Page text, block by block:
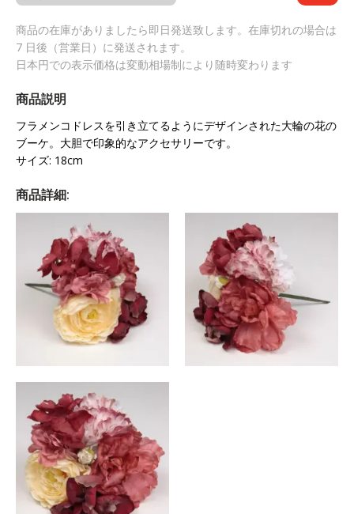
商品の在庫がありましたら即日発送致します。在庫切れの場合は
7 日後（営業日）に発送されます。
日本円での表示価格は変動相場制により随時変わります
商品説明
フラメンコドレスを引き立てるようにデザインされた大輪の花の
ブーケ。大胆で印象的なアクセサリーです。
サイズ: 18cm
商品詳細: